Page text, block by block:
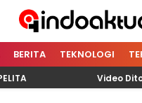
Indoaktual
Indonesia Aktual
BERITA TEKNOLOGI
Video